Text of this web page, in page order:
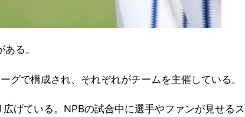
る。
グで構成され、それぞれがチームを主催している。
げている。NPBの試合中に選手やファンが見せるス